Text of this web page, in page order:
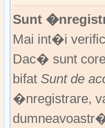
Sunt
Mai int�i
Dac� sunt
bifat Sunt de
�nregistrare,